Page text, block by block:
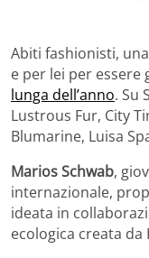
Abiti fashionisti,
e per lei per essere
lunga dell’anno. Su
Lustrous Fur, City
Blumarine, Luisa
Marios Schwab,
internazionale,
ideata in
ecologica creata da